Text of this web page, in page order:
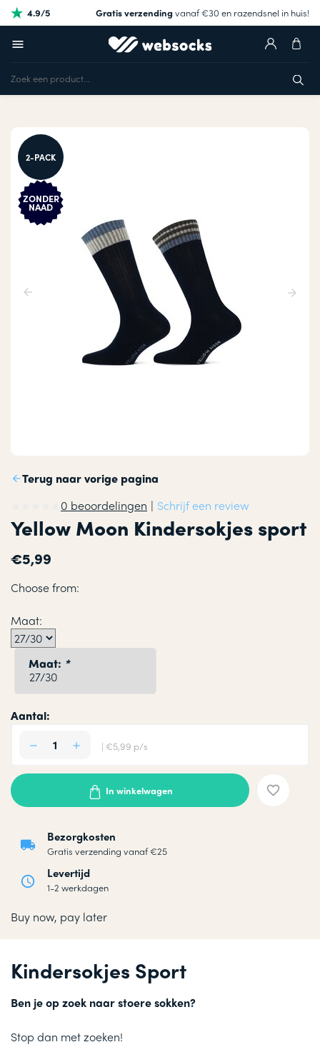
4.9/5 Gratis verzendingvanaf €30 en razendsnel in huis!
2-PACK
ZONDER
NAAD
Terug naar vorige pagina
0 beoordelingen | Schrijf een review
Yellow Moon Kindersokjes sport
€5,99
Choose from:
Maat:
Maat: *
Aantal:
| €5,99 p/s
Bezorgkosten
Gratis verzending vanaf €25
Levertijd
1-2 werkdagen
In winkelwagen
Buy now, pay later
Kindersokjes Sport
Ben je op zoek naar stoere sokken?
Stop dan met zoeken!